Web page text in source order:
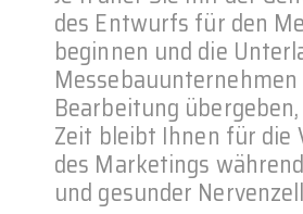
des Entwurfs für den
beginnen und die
Bearbeitung
Zeit bleibt Ihnen für die
des Marketings
und gesunder